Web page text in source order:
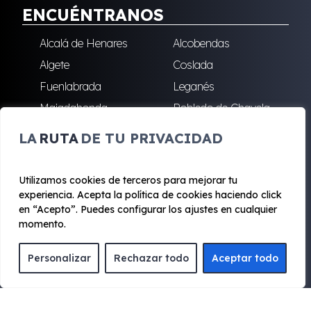
LA RUTA DE TU PRIVACIDAD
Utilizamos cookies de terceros para mejorar tu
experiencia. Acepta la política de cookies haciendo click
en “Acepto”. Puedes configurar los ajustes en cualquier
momento.
Personalizar Rechazar todo Aceptar todo
ENCUÉNTRANOS
Alcalá de Henares
Alcobendas
Algete
Coslada
Fuenlabrada
Leganés
Majadahonda
Robledo de Chavela
Reyes
© 2020 - 2026 Renting Mad
Aviso legal y Privacidad